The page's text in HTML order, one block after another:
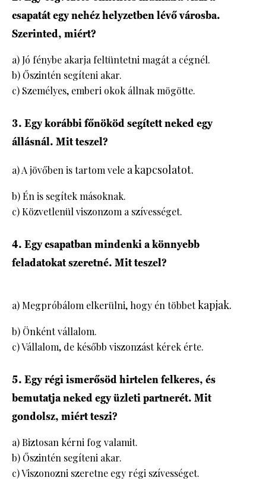
csapatát egy nehéz helyzetben lévő városba.
Szerinted, miért?
a) Jó fénybe akarja feltüntetni magát a cégnél.
b) Őszintén segíteni akar.
c) Személyes, emberi okok állnak mögötte.
3. Egy korábbi főnököd segített neked egy
állásnál. Mit teszel?
a) A jövőben is tartom vele a kapcsolatot.
b) Én is segítek másoknak.
c) Közvetlenül viszonzom a szívességet.
4. Egy csapatban mindenki a könnyebb
feladatokat szeretné. Mit teszel?
a) Megpróbálom elkerülni, hogy én többetkapjak.
b) Önként vállalom.
c) Vállalom, de később viszonzást kérek érte.
5. Egy régi ismerősöd hirtelen felkeres, és
bemutatja neked egy üzleti partnerét. Mit
gondolsz, miért teszi?
a) Biztosan kérni fog valamit.
b) Őszintén segíteni akar.
c) Viszonozni szeretne egy régi szívességet.